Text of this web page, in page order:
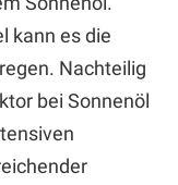
kann es die
Nachteilig
bei Sonnenöl